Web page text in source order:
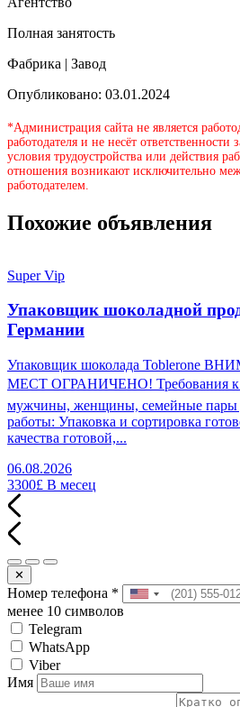
Полная занятость
Фабрика | Завод
Опубликовано: 03.01.2024
*Администрация сайта не является
работодателя и не несёт ответственности
условия трудоустройства или действия
отношения возникают исключительно
работодателем.
Похожие объявления
Super Vip
Упаковщик шоколадной
Германии
Упаковщик шоколада Toblerone
МЕСТ ОГРАНИЧЕНО! Требования к
мужчины, женщины, семейные пары
работы: Упаковка и сортировка
качества готовой,...
06.08.2026
3300£ В месец
✕
Номер телефона *
менее 10 символов
Telegram
WhatsApp
Viber
Имя